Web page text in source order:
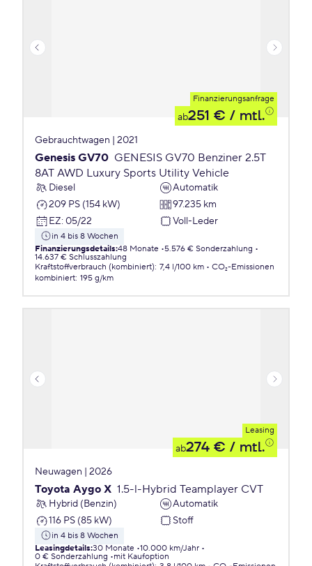
Finanzierungsanfrage
ab251 € / mtl.
Gebrauchtwagen | 2021
Genesis GV70 GENESIS GV70 Benziner 2.5T
8AT AWD Luxury Sports Utility Vehicle
Diesel
Automatik
209 PS (154 kW)
97.235 km
EZ: 05/22 Voll-Leder
in 4 bis 8 Wochen
Finanzierungsdetails:48 Monate 5.576 € Sonderzahlung
14.637 € Schlusszahlung
Kraftstoffverbrauch (kombiniert): 7,4 l/100 km
CO₂-Emissionen
kombiniert: 195 g/km
Leasing
ab274 € / mtl.
Neuwagen | 2026
Toyota Aygo X 1.5-l-Hybrid Teamplayer CVT
Hybrid (Benzin)
Automatik
116 PS (85 kW)
Stoff
in 4 bis 8 Wochen
Leasingdetails:30 Monate 10.000 km/Jahr
0 € Sonderzahlung
mit Kaufoption